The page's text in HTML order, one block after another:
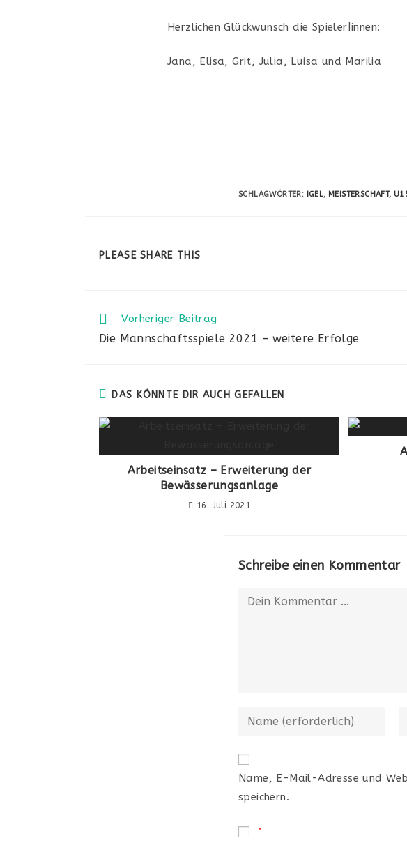
Herzlichen Glückwunsch die Spieler|innen:
Jana, Elisa, Grit, Julia, Luisa und Marilia
SCHLAGWÖRTER: IGEL, MEISTERSCHAFT,
PLEASE SHARE THIS
Vorheriger Beitrag
Die Mannschaftsspiele 2021 – weitere Erfolge
DAS KÖNNTE DIR AUCH GEFALLEN
Arbeitseinsatz – Erweiterung der
Bewässerungsanlage
16. Juli 2021
Schreibe einen Kommentar
Name, E-Mail-Adresse und
speichern.
*